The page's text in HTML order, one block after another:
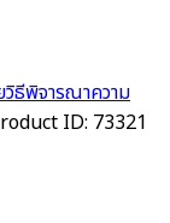
ธีพิจารณาความ
ID: 73321